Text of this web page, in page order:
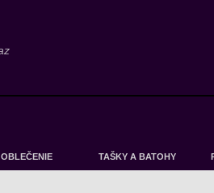
OBLEČENIE TAŠKY A BATOHY